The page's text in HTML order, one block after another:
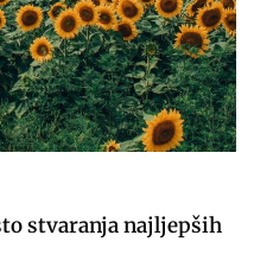
stvaranja najljepših